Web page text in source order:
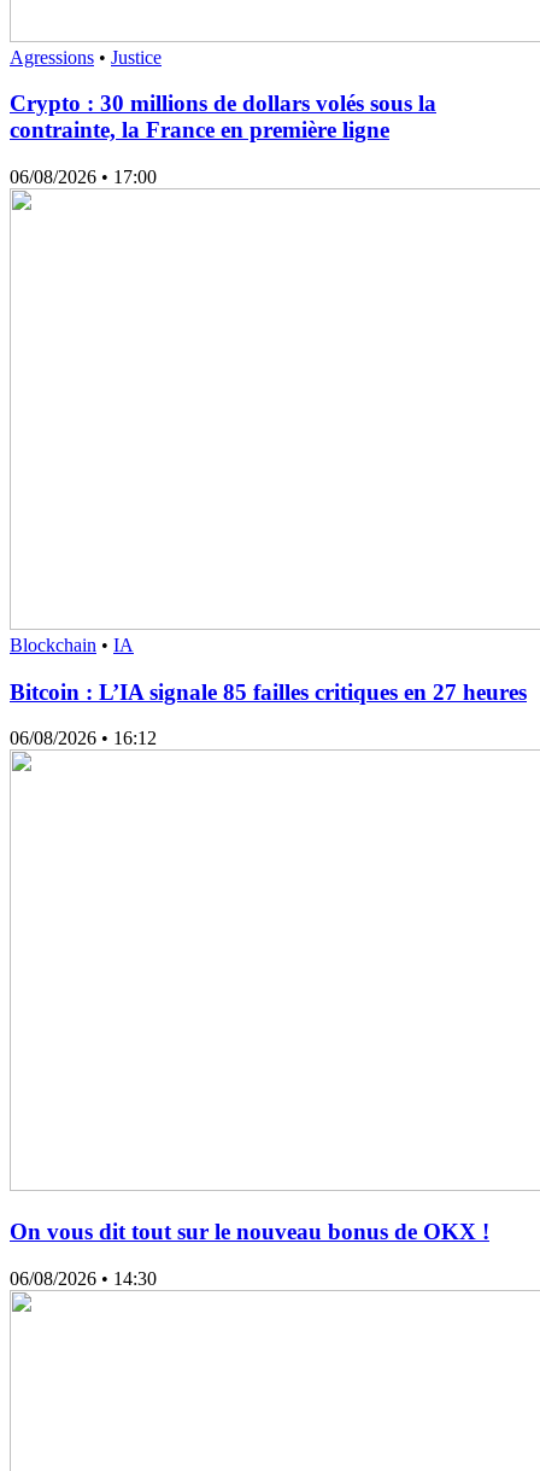
Agressions • Justice
Crypto : 30 millions de dollars volés sous la
contrainte, la France en première ligne
06/08/2026 • 17:00
Blockchain • IA
Bitcoin : L’IA signale 85 failles critiques en 27 heures
06/08/2026 • 16:12
On vous dit tout sur le nouveau bonus de OKX !
06/08/2026 • 14:30